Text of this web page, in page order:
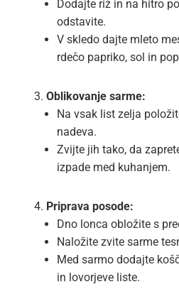
Dodajte riž in na hitro
odstavite.
V skledo dajte mleto
rdečo papriko, sol in
Oblikovanje sarme:
Na vsak list zelja
nadeva.
Zvijte jih tako, da
izpade med kuhanjem.
Priprava posode:
Dno lonca obložite s
Naložite zvite sarme
Med sarmo dodajte
in lovorjeve liste.